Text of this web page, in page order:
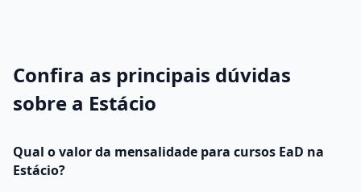
Confira as principais dúvidas
sobre a Estácio
Qual o valor da mensalidade para cursos EaD na
Estácio?